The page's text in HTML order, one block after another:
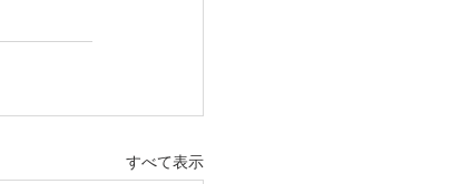
すべて表示